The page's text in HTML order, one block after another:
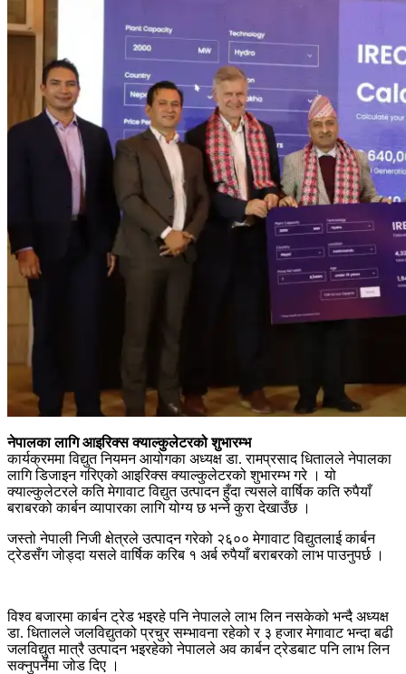
नेपालका लागि आइरिक्स क्याल्कुलेटरको शुभारम्भ
कार्यक्रममा विद्युत नियमन आयोगका अध्यक्ष डा. रामप्रसाद धितालले नेपालका
लागि डिजाइन गरिएको आइरिक्स क्याल्कुलेटरको शुभारम्भ गरे । यो
क्याल्कुलेटरले कति मेगावाट विद्युत उत्पादन हुँदा त्यसले वार्षिक कति रुपैयाँ
बराबरको कार्बन व्यापारका लागि योग्य छ भन्ने कुरा देखाउँछ ।
जस्तो नेपाली निजी क्षेत्रले उत्पादन गरेको २६०० मेगावाट विद्युतलाई कार्बन
ट्रेडसँग जोड्दा यसले वार्षिक करिब १ अर्ब रुपैयाँ बराबरको लाभ पाउनुपर्छ ।
विश्व बजारमा कार्बन ट्रेड भइरहे पनि नेपालले लाभ लिन नसकेको भन्दै अध्यक्ष
डा. धितालले जलविद्युतको प्रचुर सम्भावना रहेको र ३ हजार मेगावाट भन्दा बढी
जलविद्युत मात्रै उत्पादन भइरहेको नेपालले अव कार्बन ट्रेडबाट पनि लाभ लिन
सक्नुपर्नेमा जोड दिए ।